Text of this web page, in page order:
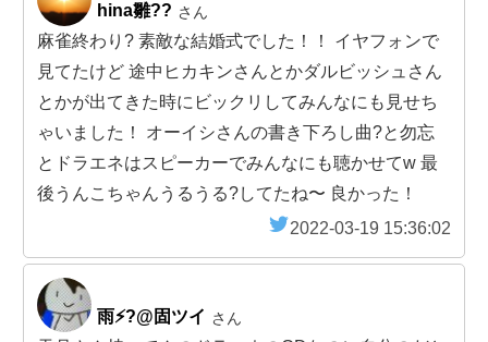
hina雛?? さん
麻雀終わり?️ 素敵な結婚式でした！！ イヤフォンで
見てたけど 途中ヒカキンさんとかダルビッシュさん
とかが出てきた時にビックリしてみんなにも見せち
ゃいました！ オーイシさんの書き下ろし曲?と勿忘
とドラエネはスピーカーでみんなにも聴かせてw 最
後うんこちゃんうるうる?してたね〜 良かった！
2022-03-19 15:36:02
雨⚡️?@固ツイ さん